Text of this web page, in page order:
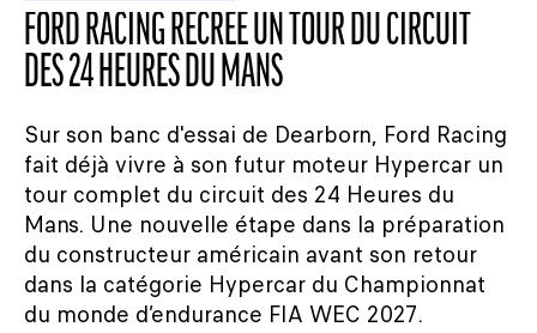
FORD RACING RECRÉE UN TOUR DU CIRCUIT
DES 24 HEURES DU MANS
Sur son banc d'essai de Dearborn, Ford Racing
fait déjà vivre à son futur moteur Hypercar un
tour complet du circuit des 24 Heures du
Mans. Une nouvelle étape dans la préparation
du constructeur américain avant son retour
dans la catégorie Hypercar du Championnat
du monde d’endurance FIA WEC 2027.